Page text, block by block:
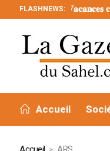
FLASHNEWS:
𝐕𝐚𝐜𝐚𝐧𝐜𝐞𝐬
Accueil